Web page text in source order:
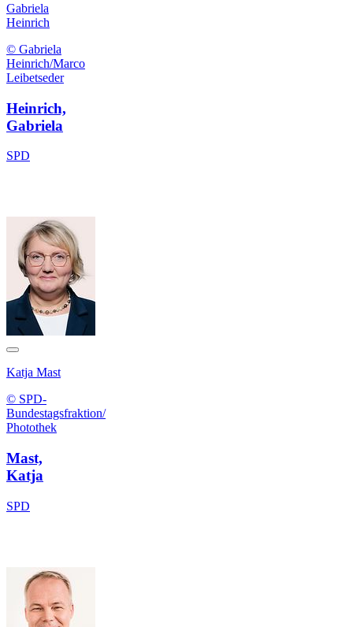
Gabriela
Heinrich
© Gabriela
Heinrich/Marco
Leibetseder
Heinrich,
Gabriela
SPD
Katja Mast
© SPD-
Bundestagsfraktion/
Photothek
Mast,
Katja
SPD